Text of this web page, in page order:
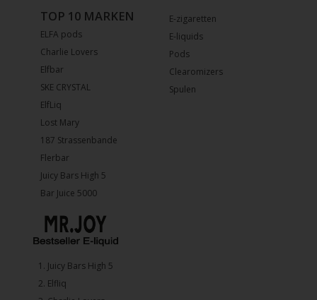
E-zigaretten
E-liquids
Pods
Clearomizers
Spulen
TOP 10 MARKEN
ELFA pods
Charlie Lovers
Elfbar
SKE CRYSTAL
ElfLiq
Lost Mary
187 Strassenbande
Flerbar
Juicy Bars High 5
Bar Juice 5000
1.⁠ ⁠Juicy Bars High 5
2.⁠ ⁠⁠Elfliq